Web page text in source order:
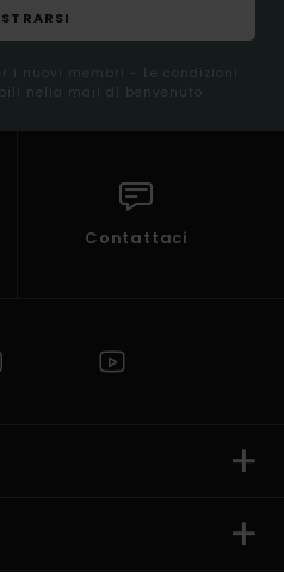
i nuovi membri - Le condizioni
nella mail di benvenuto
Contattaci